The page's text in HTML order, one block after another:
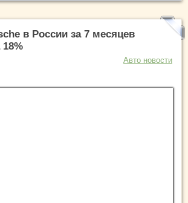
в России за 7 месяцев
Авто новости